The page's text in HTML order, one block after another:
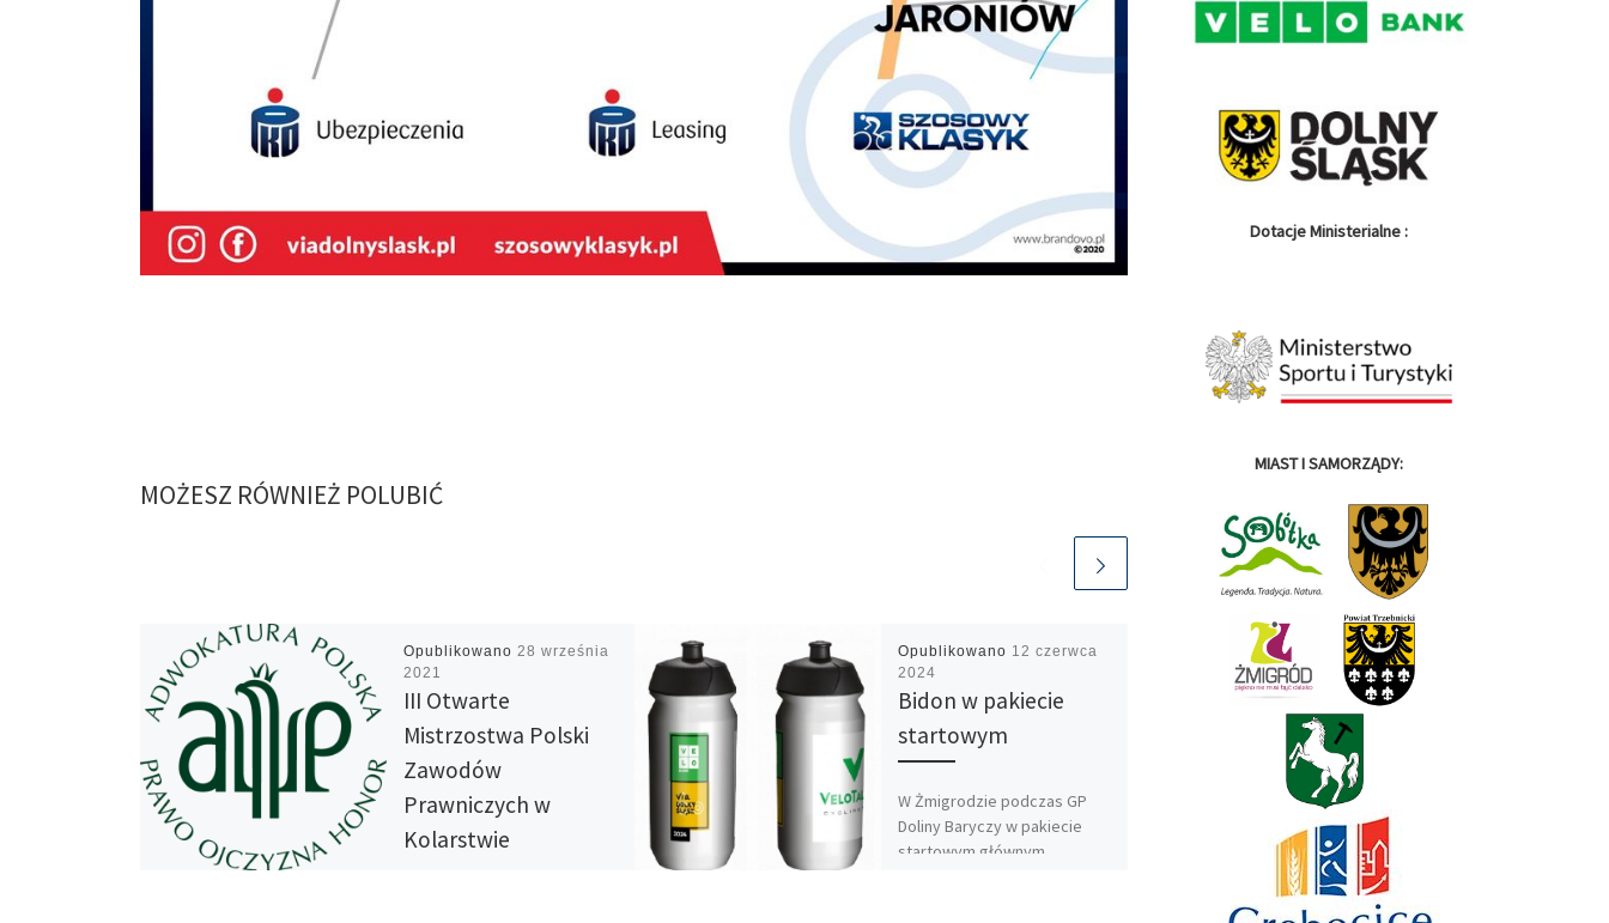
MOŻESZ RÓWNIEŻ POLUBIĆ
Opublikowano28 września
2021
III Otwarte
Mistrzostwa Polski
Zawodów
Prawniczych w
Kolarstwie
Opublikowano 12 czerwca
2024
Bidon w pakiecie
startowym
W Żmigrodzie podczas GP
Doliny Baryczy w pakiecie
startowym głównym
Opublikowano
2024
Baumatech – nowym
BUDOWLANYCH Firma
Dotacje Ministerialne :
MIAST I SAMORZĄDY: